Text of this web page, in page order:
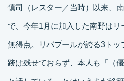
慎司（レスター／当時）以来、
で、今年1月に加入した南野はリ
無得点。リバプールが誇る3トッ
跡は残せておらず、本人も「（